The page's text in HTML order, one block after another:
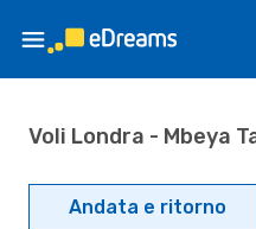
Voli Londra - Mbeya
Andata e ritorno